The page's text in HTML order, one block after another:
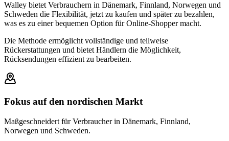
Walley bietet Verbrauchern in Dänemark, Finnland, Norwegen und
Schweden die Flexibilität, jetzt zu kaufen und später zu bezahlen,
was es zu einer bequemen Option für Online-Shopper macht.
Die Methode ermöglicht vollständige und teilweise
Rückerstattungen und bietet Händlern die Möglichkeit,
Rücksendungen effizient zu bearbeiten.
Fokus auf den nordischen Markt
Maßgeschneidert für Verbraucher in Dänemark, Finnland,
Norwegen und Schweden.